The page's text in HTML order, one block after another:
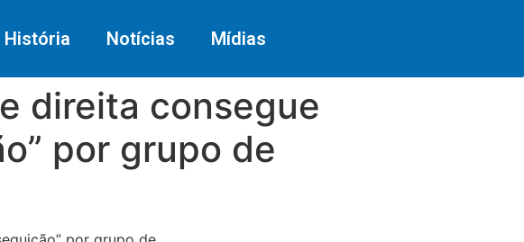
História Notícias Mídias
direita consegue
por grupo de